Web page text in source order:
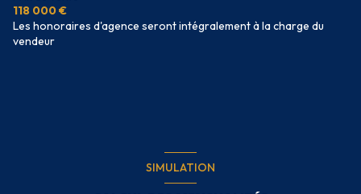
118 000 €
Les honoraires d'agence seront intégralement à la charge du
vendeur
SIMULATION